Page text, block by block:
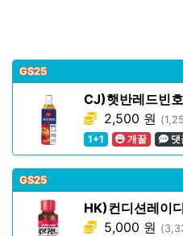
GS25
CJ)햇반레드빈
2,500 원
1+1
개꿀 댓
GS25
HK)컨디션레이
5,000 원